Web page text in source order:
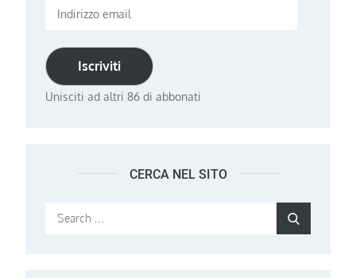
Indirizzo
Iscriviti
Unisciti ad altri 86 di abbonati
CERCA NEL SITO
Search